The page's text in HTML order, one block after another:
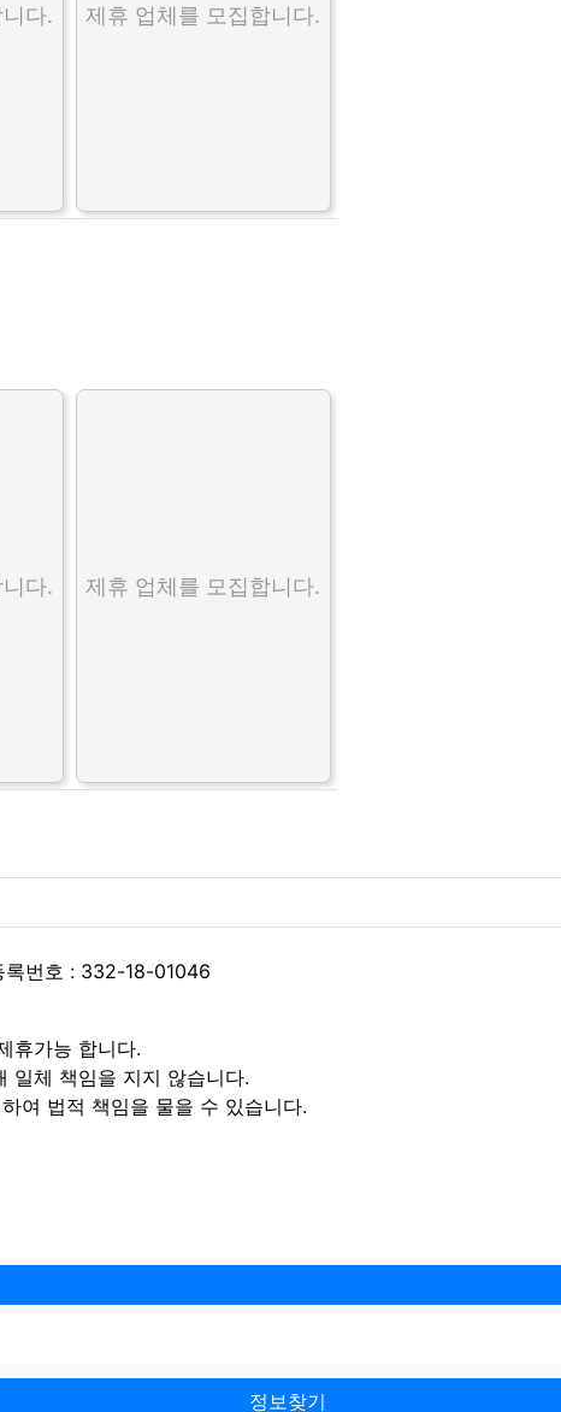
다. 제휴 업체를 모집합니다.
다. 제휴 업체를 모집합니다.
록번호 : 332-18-01046
휴가능 합니다.
일체 책임을 지지 않습니다.
여 법적 책임을 물을 수 있습니다.
정보찾기